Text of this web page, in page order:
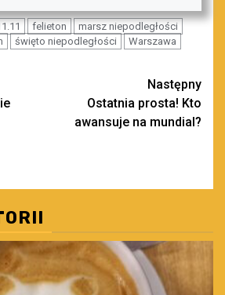
felieton
marsz niepodległości
święto niepodległości
Warszawa
Następny
Ostatnia prosta! Kto
awansuje na mundial?